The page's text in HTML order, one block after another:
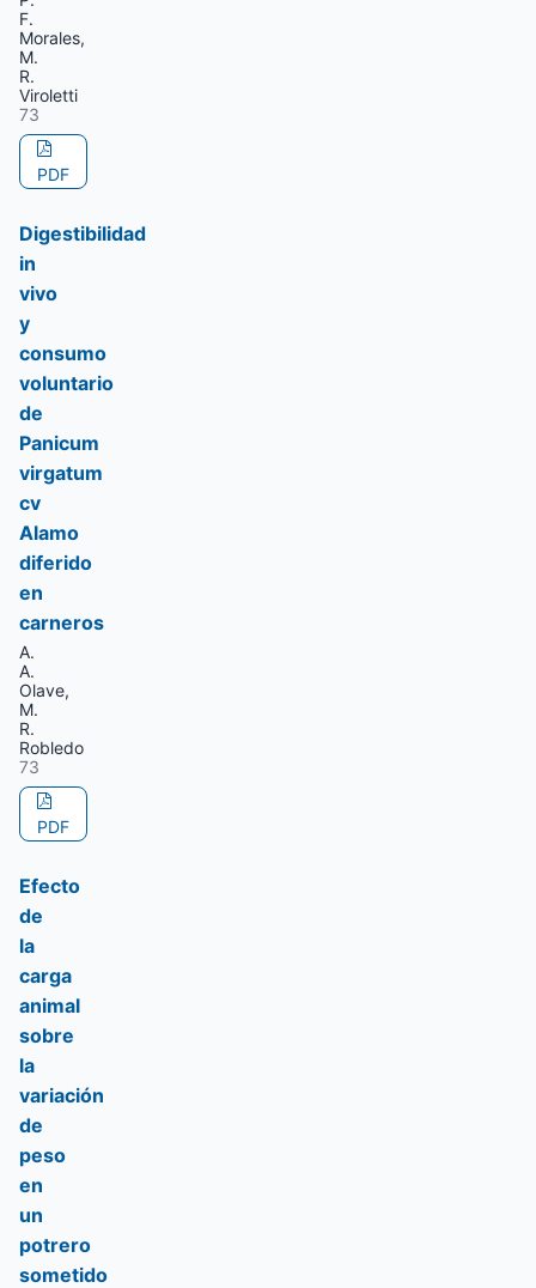
F.
Morales,
M.
R.
Viroletti
73
PDF
Digestibilidad
in
vivo
y
consumo
voluntario
de
Panicum
virgatum
cv
Alamo
diferido
en
carneros
A.
A.
Olave,
M.
R.
Robledo
73
PDF
Efecto
de
la
carga
animal
sobre
la
variación
de
peso
en
un
potrero
sometido